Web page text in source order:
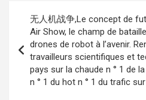
Navigation
l’article
无人机战争,Le concept de
Air Show, le champ de
drones de robot à l’avenir.
travailleurs scientifiques et
pays sur la chaude n ° 1 de
n ° 1 du hot n ° 1 du trafic